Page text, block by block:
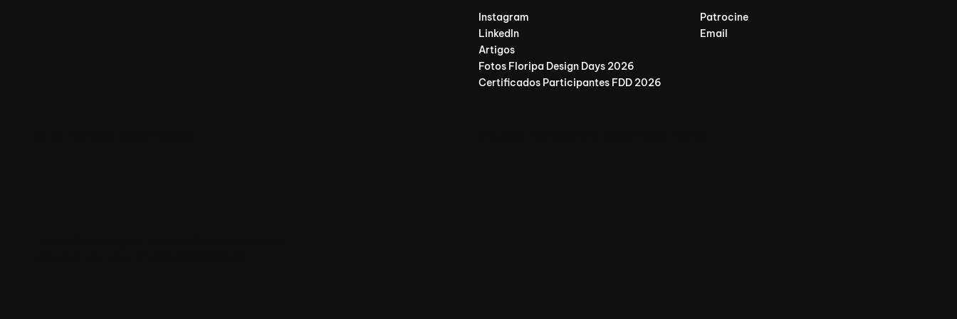
Instagram
LinkedIn
Artigos
Fotos Floripa Design Days 2026
Certificados Participantes FDD 2026
Patrocine
Email